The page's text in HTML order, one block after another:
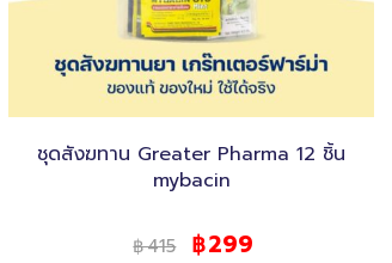
ชุดสังฆทาน Greater Pharma 12 ชิ้น
mybacin
฿415 ฿299